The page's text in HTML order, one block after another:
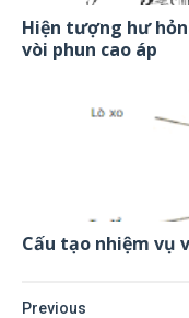
Hiện tượng hư
vòi phun cao áp
Cấu tạo nhiệm vụ
Previous